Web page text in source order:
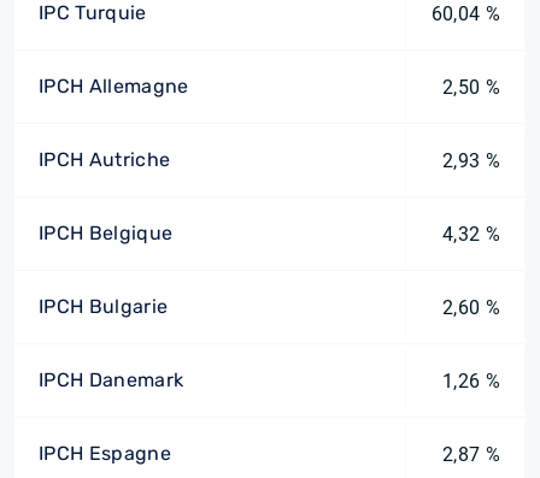
IPC Turquie 60,04 %
IPCH Allemagne 2,50 %
IPCH Autriche 2,93 %
IPCH Belgique 4,32 %
IPCH Bulgarie 2,60 %
IPCH Danemark 1,26 %
IPCH Espagne 2,87 %